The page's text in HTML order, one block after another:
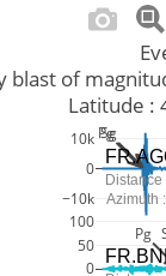
0
50
100
−10k
0
10k
blast of
Pg
Pg
Sg
Distance
Azimuth